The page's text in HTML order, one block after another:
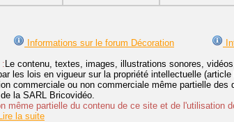
Informations sur le forum Décoration
: Le contenu, textes, images, illustrations sonores,
les lois en vigueur sur la propriété intellectuelle (article
commerciale ou non commerciale même partielle
la SARL Bricovidéo.
même partielle du contenu de ce site et de
la suite